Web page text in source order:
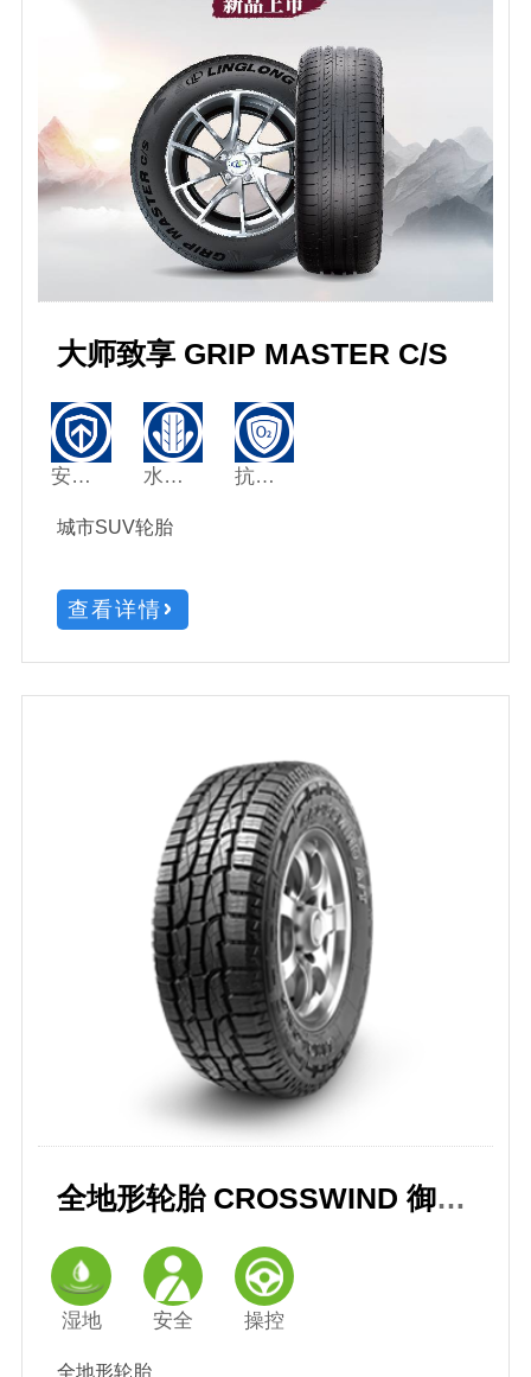
大师致享 GRIP MASTER C/S
安驾致享 水膜克星 抗氧绒黑
城市SUV轮胎
查看详情
全地形轮胎 CROSSWIND 御风 A/T
湿地 安全 操控
全地形轮胎